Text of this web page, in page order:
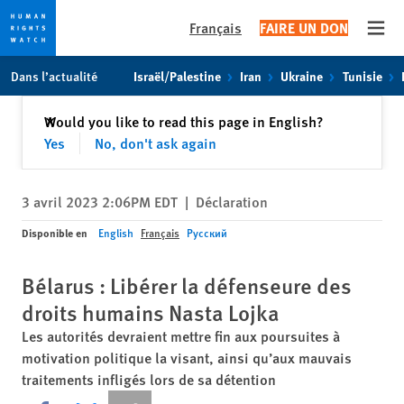
toto
content
Français FAIRE UN DON
Dans l’actualité Israël/Palestine Iran Ukraine Tunisie
Would you like to read this page in English?
Yes
No, don't ask again
✕Fermer
3 avril 2023 2:06PM EDT | Déclaration
Disponible en English Français Русский
Bélarus : Libérer la défenseure des
droits humains Nasta Lojka
Les autorités devraient mettre fin aux poursuites à
motivation politique la visant, ainsi qu’aux mauvais
traitements infligés lors de sa détention